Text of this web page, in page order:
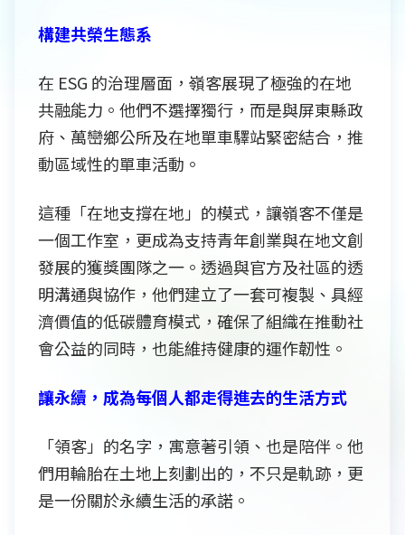
構建共榮生態系
在 ESG 的治理層面，嶺客展現了極強的在地
共融能力。他們不選擇獨行，而是與屏東縣政
府、萬巒鄉公所及在地單車驛站緊密結合，推
動區域性的單車活動。
這種「在地支撐在地」的模式，讓嶺客不僅是
一個工作室，更成為支持青年創業與在地文創
發展的獲獎團隊之一。透過與官方及社區的透
明溝通與協作，他們建立了一套可複製、具經
濟價值的低碳體育模式，確保了組織在推動社
會公益的同時，也能維持健康的運作韌性。
讓永續，成為每個人都走得進去的生活方式
「領客」的名字，寓意著引領、也是陪伴。他
們用輪胎在土地上刻劃出的，不只是軌跡，更
是一份關於永續生活的承諾。